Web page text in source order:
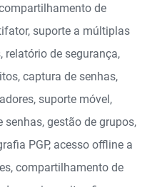
de
suporte a múltiplas
relatório de segurança,
captura de senhas,
suporte móvel,
gestão de grupos,
PGP, acesso offline a
compartilhamento de